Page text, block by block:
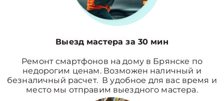
Выезд мастера за 30 мин
Ремонт смартфонов на дому в Брянске по
недорогим ценам. Возможен наличный и
безналичный расчет. В удобное для вас время и
место мы отправим выездного мастера.